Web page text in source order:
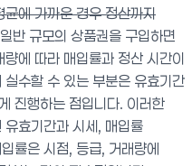
에 가까운 경우 정산까지
반 규모의 상품권을 구입하면
에 따라 매입률과 정산 시간이
수할 수 있는 부분은 유효기간
진행하는 점입니다. 이러한
효기간과 시세, 매입률
률은 시점, 등급, 거래량에